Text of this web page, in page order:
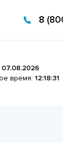
8
07.08.2026
время: 12:18:31